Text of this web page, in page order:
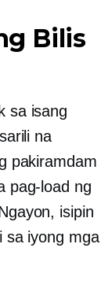
Bilis
sa isang
na
pakiramdam
pag-load ng
isipin
sa iyong mga